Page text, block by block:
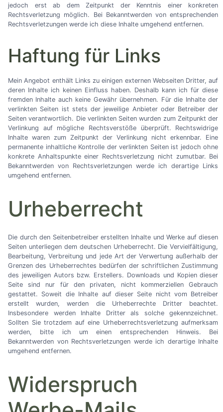
jedoch erst ab dem Zeitpunkt der Kenntnis einer konkreten
Rechtsverletzung möglich. Bei Bekanntwerden von entsprechenden
Rechtsverletzungen werde ich diese Inhalte umgehend entfernen.
Haftung für Links
Mein Angebot enthält Links zu einigen externen Webseiten Dritter, auf
deren Inhalte ich keinen Einfluss haben. Deshalb kann ich für diese
fremden Inhalte auch keine Gewähr übernehmen. Für die Inhalte der
verlinkten Seiten ist stets der jeweilige Anbieter oder Betreiber der
Seiten verantwortlich. Die verlinkten Seiten wurden zum Zeitpunkt der
Verlinkung auf mögliche Rechtsverstöße überprüft. Rechtswidrige
Inhalte waren zum Zeitpunkt der Verlinkung nicht erkennbar. Eine
permanente inhaltliche Kontrolle der verlinkten Seiten ist jedoch ohne
konkrete Anhaltspunkte einer Rechtsverletzung nicht zumutbar. Bei
Bekanntwerden von Rechtsverletzungen werde ich derartige Links
umgehend entfernen.
Urheberrecht
Die durch den Seitenbetreiber erstellten Inhalte und Werke auf diesen
Seiten unterliegen dem deutschen Urheberrecht. Die Vervielfältigung,
Bearbeitung, Verbreitung und jede Art der Verwertung außerhalb der
Grenzen des Urheberrechtes bedürfen der schriftlichen Zustimmung
des jeweiligen Autors bzw. Erstellers. Downloads und Kopien dieser
Seite sind nur für den privaten, nicht kommerziellen Gebrauch
gestattet. Soweit die Inhalte auf dieser Seite nicht vom Betreiber
erstellt wurden, werden die Urheberrechte Dritter beachtet.
Insbesondere werden Inhalte Dritter als solche gekennzeichnet.
Sollten Sie trotzdem auf eine Urheberrechtsverletzung aufmerksam
werden, bitte ich um einen entsprechenden Hinweis. Bei
Bekanntwerden von Rechtsverletzungen werde ich derartige Inhalte
umgehend entfernen.
Widerspruch